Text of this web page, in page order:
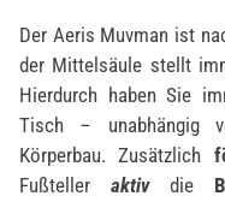
Der Aeris Muvman ist
der Mittelsäule stellt
Hierdurch haben Sie
Tisch – unabhängig
Körperbau. Zusätzlich
Fußteller aktivdie